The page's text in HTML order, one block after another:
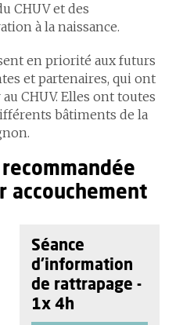
CHUV et des
à la naissance.
en priorité aux futurs
et partenaires, qui ont
CHUV. Elles ont toutes
bâtiments de la
accouchement
Séance
d’information
de rattrapage -
1x 4h